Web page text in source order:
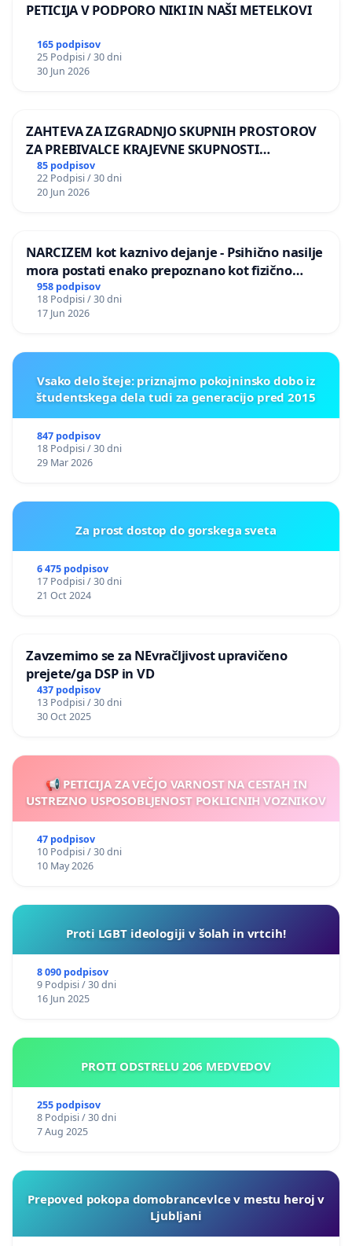
PETICIJA V PODPORO NIKI IN NAŠI METELKOVI
165 podpisov
25 Podpisi / 30 dni
30 Jun 2026
ZAHTEVA ZA IZGRADNJO SKUPNIH PROSTOROV
ZA PREBIVALCE KRAJEVNE SKUPNOSTI
PRESTRANEK
85 podpisov
22 Podpisi / 30 dni
20 Jun 2026
NARCIZEM kot kaznivo dejanje - Psihično nasilje
mora postati enako prepoznano kot fizično
nasilje
958 podpisov
18 Podpisi / 30 dni
17 Jun 2026
Vsako delo šteje: priznajmo pokojninsko dobo iz
študentskega dela tudi za generacijo pred 2015
847 podpisov
18 Podpisi / 30 dni
29 Mar 2026
Za prost dostop do gorskega sveta
6 475 podpisov
17 Podpisi / 30 dni
21 Oct 2024
Zavzemimo se za NEvračljivost upravičeno
prejete/ga DSP in VD
437 podpisov
13 Podpisi / 30 dni
30 Oct 2025
📢 PETICIJA ZA VEČJO VARNOST NA CESTAH IN
USTREZNO USPOSOBLJENOST POKLICNIH VOZNIKOV
47 podpisov
10 Podpisi / 30 dni
10 May 2026
Proti LGBT ideologiji v šolah in vrtcih!
8 090 podpisov
9 Podpisi / 30 dni
16 Jun 2025
PROTI ODSTRELU 206 MEDVEDOV
255 podpisov
8 Podpisi / 30 dni
7 Aug 2025
Prepoved pokopa domobrancevlce v mestu heroj v
Ljubljani